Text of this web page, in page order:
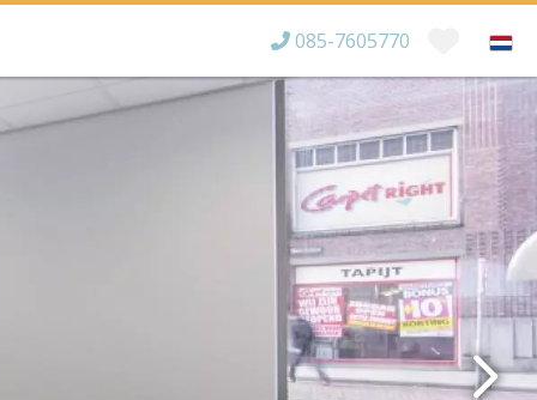
085-7605770
Bereikbaar tot
×